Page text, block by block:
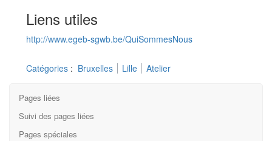
Liens utiles
http://www.egeb-sgwb.be/QuiSommesNous
Catégories : Bruxelles Lille Atelier
Pages liées
Suivi des pages liées
Pages spéciales